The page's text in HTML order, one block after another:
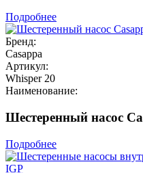
Подробнее
Бренд:
Casappa
Артикул:
Whisper 20
Наименование:
Шестеренный насос
Подробнее